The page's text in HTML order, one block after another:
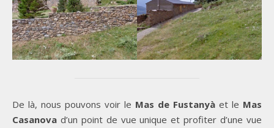
De là, nous pouvons voir le Mas de Fustanyà et le Mas
Casanova d’un point de vue unique et profiter d’une vue